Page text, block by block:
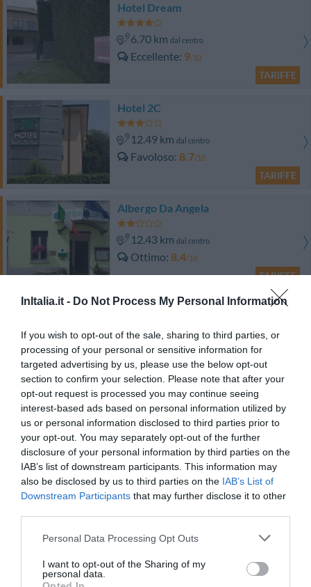
InItalia.it - Do Not Process My Personal Information
If you wish to opt-out of the sale, sharing to third parties, or
processing of your personal or sensitive information for
targeted advertising by us, please use the below opt-out
section to confirm your selection. Please note that after your
opt-out request is processed you may continue seeing
interest-based ads based on personal information utilized by
us or personal information disclosed to third parties prior to
your opt-out. You may separately opt-out of the further
disclosure of your personal information by third parties on the
IAB’s list of downstream participants. This information may
also be disclosed by us to third parties on the IAB’s List of
Downstream Participants that may further disclose it to other
Personal Data Processing Opt Outs
I want to opt-out of the Sharing of my
personal data.
Hotel Dream
6.70 km dal centro
Eccellente 9/10
TARIFFE
Hotel 2C
12.49 km dal centro
Favoloso 8.7/10
TARIFFE
Albergo Da Angela
12.43 km dal centro
Ottimo 8.4/10
TARIFFE
Impero Hotel Varese
13.15 kmdal centro
Eccellente 9
TARIFFE
Locanda dei Mai Intees
12.26 kmdal centro
Eccellente 9.2/10
TARIFFE
12.58 km dal centro
Ottimo /10
TARIFFE